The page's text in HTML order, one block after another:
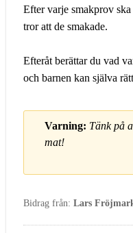
Efter varje smakprov
tror att de smakade.
Efteråt berättar du vad
och barnen kan själva
Varning: Tänk på
mat!
Bidrag från: Lars